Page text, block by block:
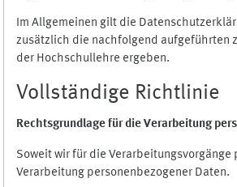
Im Allgemeinen gilt die
zusätzlich die nachfolgend aufgeführten
der Hochschullehre ergeben.
Vollständige Richtlinie
Rechtsgrundlage für die Verarbeitung
Soweit wir für die
Verarbeitung personenbezogener Daten.